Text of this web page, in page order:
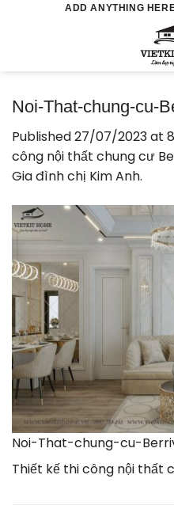
ADD ANYTHING
Noi-That-chung-cu-
Published27/07/2023at
công nội thất chung cư
Gia đình chị Kim Anh.
Noi-That-chung-cu-
Thiết kế thi công nội thất